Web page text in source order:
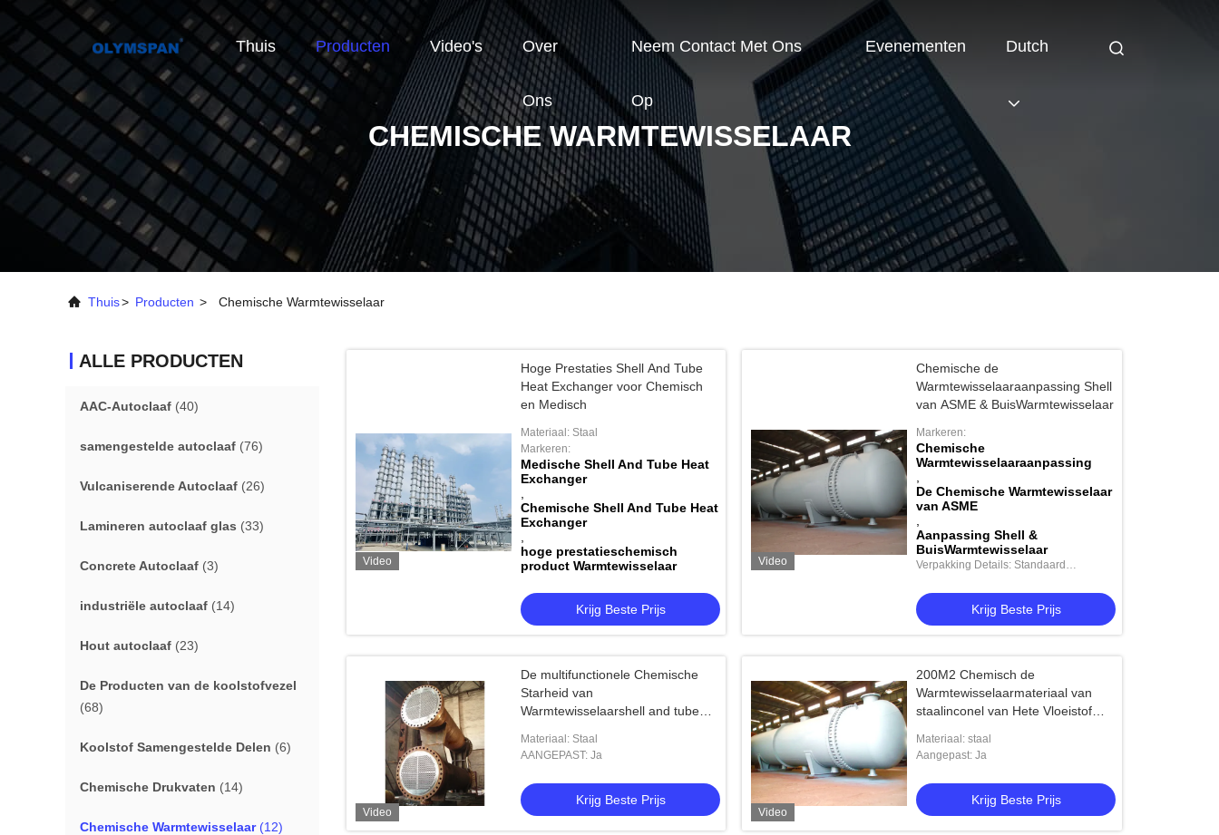
Thuis Producten Video's Over
Ons
Neem Contact Met Ons
Op
Evenementen Dutch
CHEMISCHE WARMTEWISSELAAR
Thuis> Producten > Chemische Warmtewisselaar
ALLE PRODUCTEN
AAC-Autoclaaf (40)
samengestelde autoclaaf (76)
Vulcaniserende Autoclaaf (26)
Lamineren autoclaaf glas (33)
Concrete Autoclaaf (3)
industriële autoclaaf (14)
Hout autoclaaf (23)
De Producten van de koolstofvezel
(68)
Koolstof Samengestelde Delen (6)
Chemische Drukvaten (14)
Chemische Warmtewisselaar(12)
Video
Hoge Prestaties Shell And Tube
Heat Exchanger voor Chemisch
en Medisch
Materiaal: Staal
Markeren:
Medische Shell And Tube Heat
Exchanger
Chemische Shell And Tube Heat
Exchanger
hoge prestatieschemisch
product Warmtewisselaar
Krijg Beste Prijs
Video
Chemische de
Warmtewisselaaraanpassing Shell
van ASME & BuisWarmtewisselaar
Markeren:
Chemische
Warmtewisselaaraanpassing
De Chemische Warmtewisselaar
van ASME
Aanpassing Shell &
BuisWarmtewisselaar
Verpakking Details: Standaard
Krijg Beste Prijs
Video
De multifunctionele Chemische
Starheid van
Warmtewisselaarshell and tube
Materiaal: Staal
AANGEPAST: Ja
Krijg Beste Prijs
Video
200M2 Chemisch de
Warmtewisselaarmateriaal van
staalinconel van Hete Vloeistof
Materiaal: staal
Aangepast: Ja
Krijg Beste Prijs